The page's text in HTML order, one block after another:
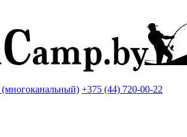
(многоканальный) +375 (44) 720-00-22